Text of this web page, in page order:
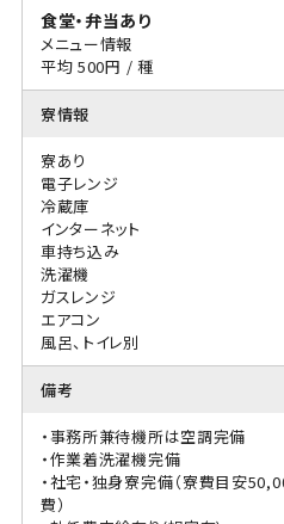
食堂・弁当あり
メニュー情報
平均 500円 / 種
寮情報
寮あり
電子レンジ
冷蔵庫
インターネット
車持ち込み
洗濯機
ガスレンジ
エアコン
風呂、トイレ別
備考
・事務所兼待機所は空調完備
・作業着洗濯機完備
・社宅・独身寮完備（寮費目安
費）